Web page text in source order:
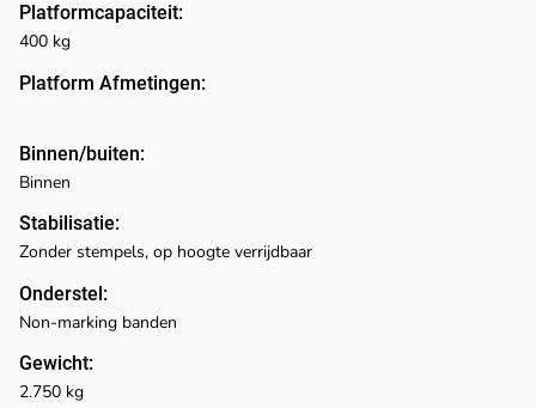
Platformcapaciteit:
Platform Afmetingen:
Binnen/buiten:
Stabilisatie:
Onderstel:
Gewicht:
400 kg
Binnen
Zonder stempels, op hoogte verrijdbaar
Non-marking banden
2.750 kg